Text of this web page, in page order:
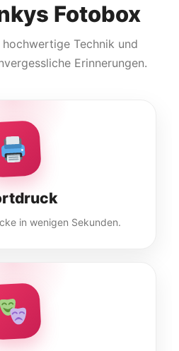
Fotobox
Technik und
Erinnerungen.
in wenigen Sekunden.